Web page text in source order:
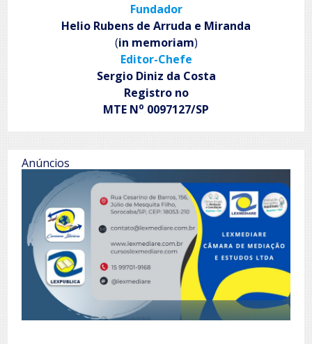
Fundador
Helio Rubens de Arruda e Miranda
(in memoriam)
Editor-Chefe
Sergio Diniz da Costa
Registro no
MTE No 0097127/SP
Anúncios